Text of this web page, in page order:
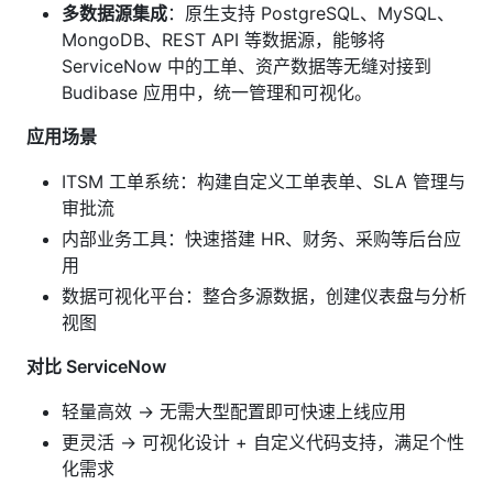
多数据源集成：原生支持 PostgreSQL、MySQL、
MongoDB、REST API 等数据源，能够将
ServiceNow 中的工单、资产数据等无缝对接到
Budibase 应用中，统一管理和可视化。
应用场景
ITSM 工单系统：构建自定义工单表单、SLA 管理与
审批流
内部业务工具：快速搭建 HR、财务、采购等后台应
用
数据可视化平台：整合多源数据，创建仪表盘与分析
视图
对比 ServiceNow
轻量高效 → 无需大型配置即可快速上线应用
更灵活 → 可视化设计 + 自定义代码支持，满足个性
化需求